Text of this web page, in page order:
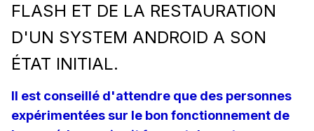
FLASH ET DE LA RESTAURATION
D'UN SYSTEM ANDROID A SON
ÉTAT INITIAL.
Il est conseillé d'attendre que des personnes
expérimentées sur le bon fonctionnement de